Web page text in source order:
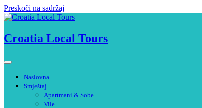
Preskoči na sadržaj
Croatia Local Tours
Naslovna
Smještaj
Apartmani & Sobe
Vile